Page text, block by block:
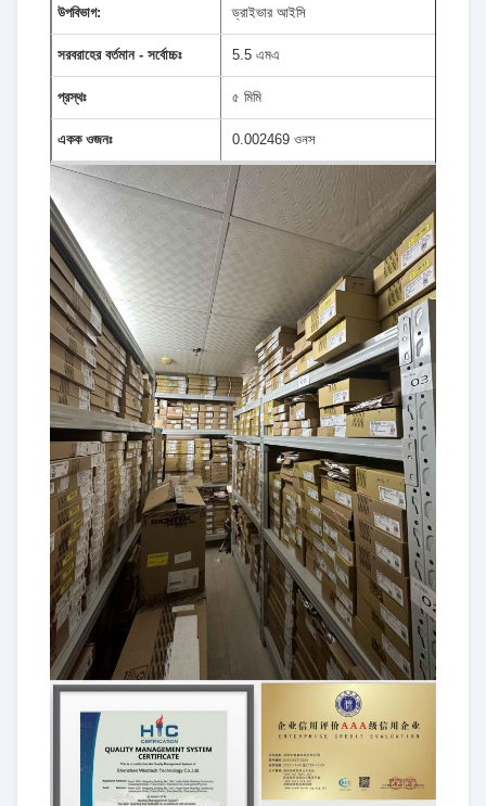
উপবিভাগ: ড্রাইভার আইসি
সরবরাহের বর্তমান - সর্বোচ্চঃ 5.5 এমএ
প্রস্থঃ ৫ মিমি
একক ওজনঃ 0.002469 ওনস